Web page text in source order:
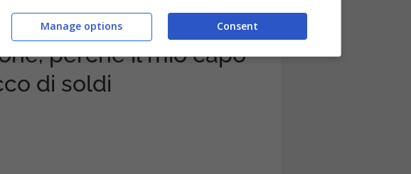
perché il mio capo
di soldi
Consent
Manage options